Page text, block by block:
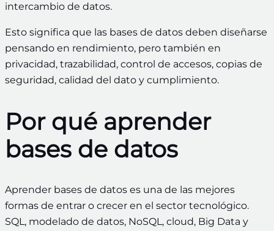
intercambio de datos.
Esto significa que las bases de datos deben diseñarse
pensando en rendimiento, pero también en
privacidad, trazabilidad, control de accesos, copias de
seguridad, calidad del dato y cumplimiento.
Por qué aprender
bases de datos
Aprender bases de datos es una de las mejores
formas de entrar o crecer en el sector tecnológico.
SQL, modelado de datos, NoSQL, cloud, Big Data y